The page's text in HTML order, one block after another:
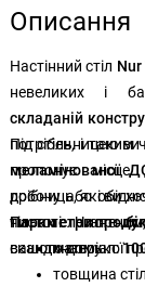
Описання
Настінний стіл Nur
невеликих і
складаній
потрібен, і таким
меламінованої
робочу або
чистоті. Чисте
скандинавської
Під стільницею
пропонує
дрібниць, які ви
тільки
вашого дому.
Параметри
матеріал:
товщина